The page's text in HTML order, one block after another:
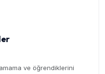
ve öğrendiklerini